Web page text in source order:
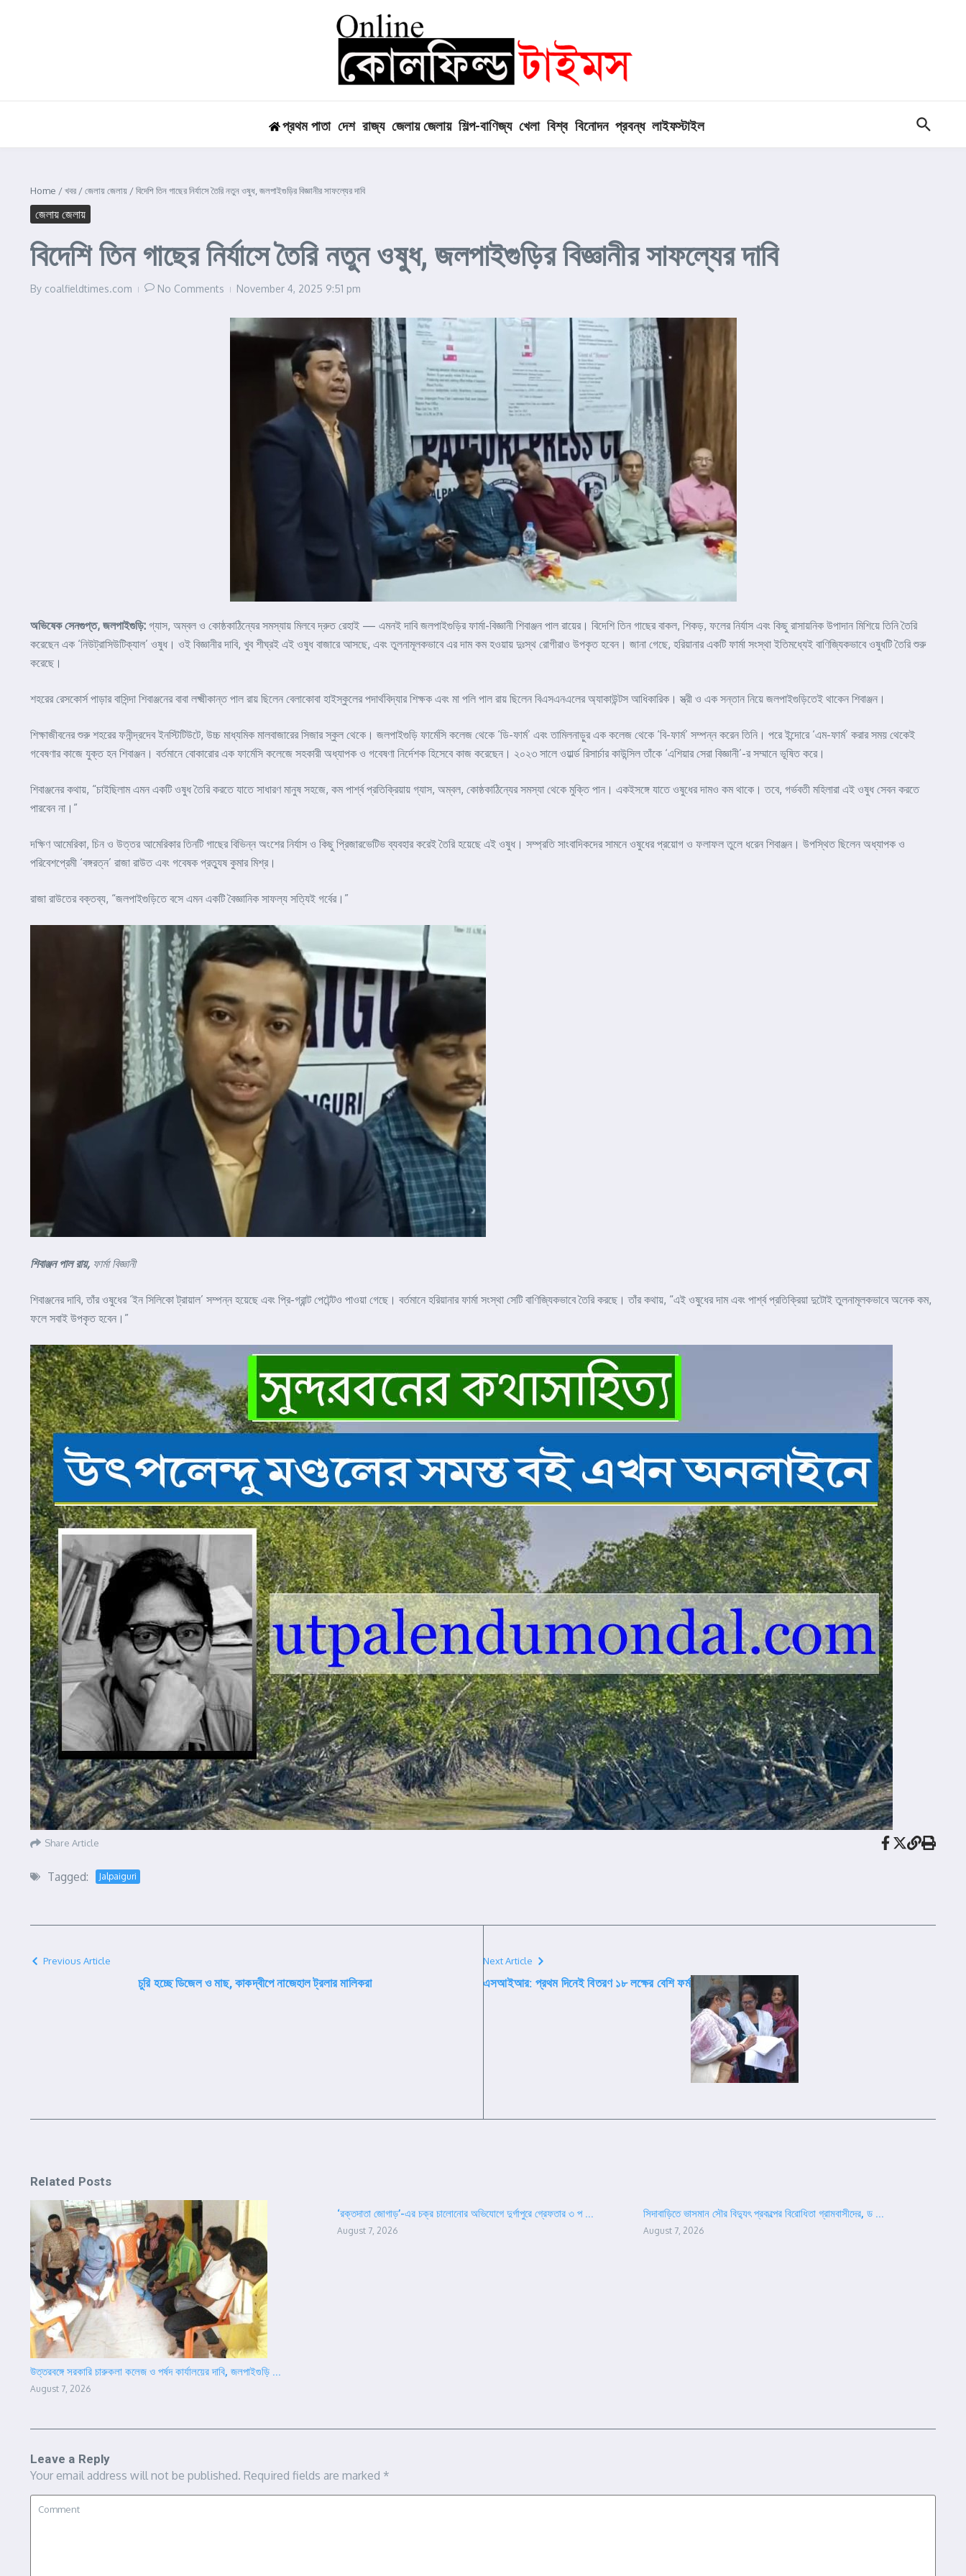
প্রথম পাতা দেশ রাজ্য জেলায় জেলায় শিল্প-বাণিজ্য খেলা বিশ্ব বিনোদন প্রবন্ধ লাইফস্টাইল
Home /খবর /জেলায় জেলায় /বিদেশি তিন গাছের নির্যাসে তৈরি নতুন ওষুধ, জলপাইগুড়ির বিজ্ঞানীর সাফল্যের দাবি
জেলায় জেলায়
বিদেশি তিন গাছের নির্যাসে তৈরি নতুন ওষুধ, জলপাইগুড়ির বিজ্ঞানীর সাফল্যের দাবি
By coalfieldtimes.com No Comments November 4, 2025 9:51 pm
অভিষেক সেনগুপ্ত, জলপাইগুড়ি: গ্যাস, অম্বল ও কোষ্ঠকাঠিন্যের সমস্যায় মিলবে দ্রুত রেহাই — এমনই দাবি জলপাইগুড়ির ফার্মা-বিজ্ঞানী শিবাঞ্জন পাল রায়ের। বিদেশি তিন গাছের বাকল, শিকড়, ফলের নির্যাস এবং কিছু রাসায়নিক উপাদান মিশিয়ে তিনি তৈরি
করেছেন এক ‘নিউট্রাসিউটিক্যাল’ ওষুধ। ওই বিজ্ঞানীর দাবি, খুব শীঘ্রই এই ওষুধ বাজারে আসছে, এবং তুলনামূলকভাবে এর দাম কম হওয়ায় দুঃস্থ রোগীরাও উপকৃত হবেন। জানা গেছে, হরিয়ানার একটি ফার্মা সংস্থা ইতিমধ্যেই বাণিজ্যিকভাবে ওষুধটি তৈরি শুরু
করেছে।
শহরের রেসকোর্স পাড়ার বাসিন্দা শিবাঞ্জনের বাবা লক্ষ্মীকান্ত পাল রায় ছিলেন বেলাকোবা হাইস্কুলের পদার্থবিদ্যার শিক্ষক এবং মা পলি পাল রায় ছিলেন বিএসএনএলের অ্যাকাউন্টস আধিকারিক। স্ত্রী ও এক সন্তান নিয়ে জলপাইগুড়িতেই থাকেন শিবাঞ্জন।
শিক্ষাজীবনের শুরু শহরের ফনীন্দ্রদেব ইনস্টিটিউটে, উচ্চ মাধ্যমিক মালবাজারের সিজার স্কুল থেকে। জলপাইগুড়ি ফার্মেসি কলেজ থেকে ‘ডি-ফার্ম’ এবং তামিলনাড়ুর এক কলেজ থেকে ‘বি-ফার্ম’ সম্পন্ন করেন তিনি। পরে ইন্দোরে ‘এম-ফার্ম’ করার সময় থেকেই
গবেষণার কাজে যুক্ত হন শিবাঞ্জন। বর্তমানে বোকারোর এক ফার্মেসি কলেজে সহকারী অধ্যাপক ও গবেষণা নির্দেশক হিসেবে কাজ করেছেন। ২০২৩ সালে ওয়ার্ল্ড রিসার্চার কাউন্সিল তাঁকে ‘এশিয়ার সেরা বিজ্ঞানী’-র সম্মানে ভূষিত করে।
শিবাঞ্জনের কথায়, “চাইছিলাম এমন একটি ওষুধ তৈরি করতে যাতে সাধারণ মানুষ সহজে, কম পার্শ্ব প্রতিক্রিয়ায় গ্যাস, অম্বল, কোষ্ঠকাঠিন্যের সমস্যা থেকে মুক্তি পান। একইসঙ্গে যাতে ওষুধের দামও কম থাকে। তবে, গর্ভবতী মহিলারা এই ওষুধ সেবন করতে
পারবেন না।”
দক্ষিণ আমেরিকা, চিন ও উত্তর আমেরিকার তিনটি গাছের বিভিন্ন অংশের নির্যাস ও কিছু প্রিজারভেটিভ ব্যবহার করেই তৈরি হয়েছে এই ওষুধ। সম্প্রতি সাংবাদিকদের সামনে ওষুধের প্রয়োগ ও ফলাফল তুলে ধরেন শিবাঞ্জন। উপস্থিত ছিলেন অধ্যাপক ও
পরিবেশপ্রেমী ‘বঙ্গরত্ন’ রাজা রাউত এবং গবেষক প্রত্যুষ কুমার মিশ্র।
রাজা রাউতের বক্তব্য, “জলপাইগুড়িতে বসে এমন একটি বৈজ্ঞানিক সাফল্য সত্যিই গর্বের।”
শিবাঞ্জন পাল রায়, ফার্মা বিজ্ঞানী
শিবাঞ্জনের দাবি, তাঁর ওষুধের ‘ইন সিলিকো ট্রায়াল’ সম্পন্ন হয়েছে এবং প্রি-গ্রান্ট পেটেন্টও পাওয়া গেছে। বর্তমানে হরিয়ানার ফার্মা সংস্থা সেটি বাণিজ্যিকভাবে তৈরি করছে। তাঁর কথায়, “এই ওষুধের দাম এবং পার্শ্ব প্রতিক্রিয়া দুটোই তুলনামূলকভাবে অনেক কম,
ফলে সবাই উপকৃত হবেন।”
Share Article
Tagged: Jalpaiguri
Previous Article
চুরি হচ্ছে ডিজেল ও মাছ, কাকদ্বীপে নাজেহাল ট্রলার মালিকরা
Next Article
এসআইআর: প্রথম দিনেই বিতরণ ১৮ লক্ষের বেশি ফর্ম
Related Posts
উত্তরবঙ্গে সরকারি চারুকলা কলেজ ও পর্ষদ কার্যালয়ের দাবি, জলপাইগুড়ি ...
August 7, 2026
‘রক্তদাতা জোগাড়’-এর চক্র চালোনোর অভিযোগে দুর্গাপুরে গ্রেফতার ৩ প ...
August 7, 2026
সিদাবাড়িতে ভাসমান সৌর বিদ্যুৎ প্রকল্পের বিরোধিতা গ্রামবাসীদের, ড ...
August 7, 2026
Leave a Reply
Your email address will not be published. Required fields are marked *